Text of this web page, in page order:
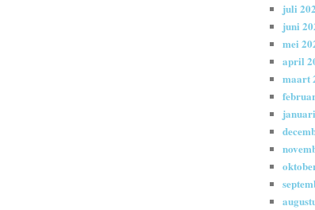
juli
juni
mei
april
maart